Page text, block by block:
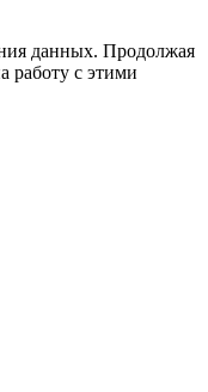
данных. Продолжая
работу с этими